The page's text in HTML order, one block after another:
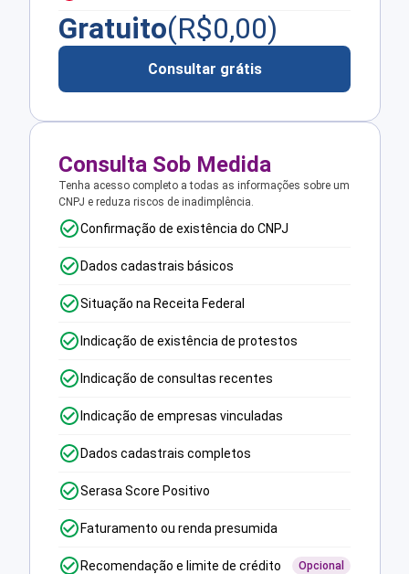
Gratuito(R$0,00)
Consultar grátis
Consulta Sob Medida
Tenha acesso completo a todas as informações sobre um
CNPJ e reduza riscos de inadimplência.
Confirmação de existência do CNPJ
Dados cadastrais básicos
Situação na Receita Federal
Indicação de existência de protestos
Indicação de consultas recentes
Indicação de empresas vinculadas
Dados cadastrais completos
Serasa Score Positivo
Faturamento ou renda presumida
Recomendação e limite de crédito Opcional